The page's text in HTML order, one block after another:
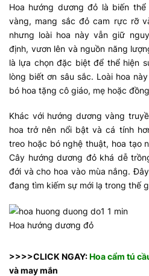
Hoa hướng dương đỏ là biến
vàng, mang sắc đỏ cam rực rỡ
nhưng loài hoa này vẫn giữ
định, vươn lên và nguồn năng
là lựa chọn đặc biệt để thể hiện
lòng biết ơn sâu sắc. Loài hoa
bó hoa tặng cô giáo, mẹ hoặc
Khác với hướng dương vàng
hoa trở nên nổi bật và cá tính
treo hoặc bó nghệ thuật, hoa tạo
Cây hướng dương đỏ khá dễ
đới và cho hoa vào mùa nắng.
đang tìm kiếm sự mới lạ trong thế
Hoa hướng dương đỏ
>>>>CLICK NGAY:Hoa cẩm tú
và may mắn